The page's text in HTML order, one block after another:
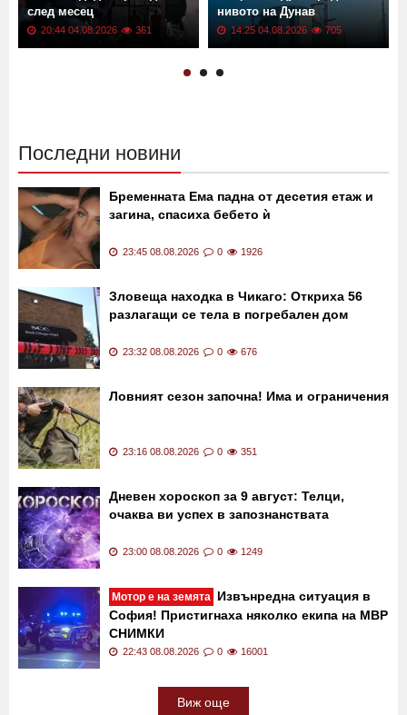
след месец
20:44 04.08.2026 361
нивото на Дунав
14:25 04.08.2026 705
Последни новини
Бременната Ема падна от десетия етаж и
загина, спасиха бебето ѝ
23:45 08.08.2026 0 1926
Зловеща находка в Чикаго: Откриха 56
разлагащи се тела в погребален дом
23:32 08.08.2026 0 676
Ловният сезон започна! Има и ограничения
23:16 08.08.2026 0 351
Дневен хороскоп за 9 август: Телци,
очаква ви успех в запознанствата
23:00 08.08.2026 0 1249
Мотор е на земята Извънредна ситуация в
София! Пристигнаха няколко екипа на МВР
СНИМКИ
22:43 08.08.2026 0 16001
Виж още